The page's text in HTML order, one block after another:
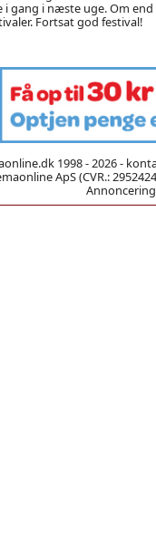
gang i næste uge. Om
Fortsat god festival!
1998 - 2026 -
ApS (CVR.: